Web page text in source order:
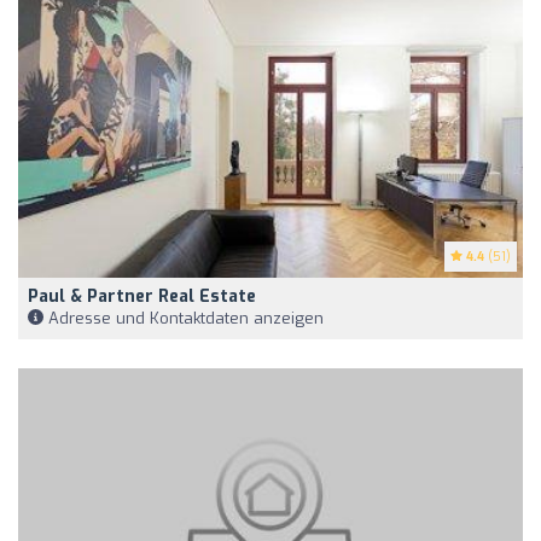
4.4 (51)
Paul & Partner Real Estate
Adresse und Kontaktdaten anzeigen